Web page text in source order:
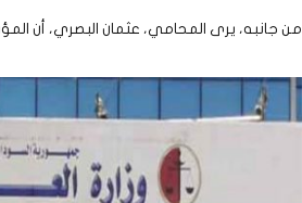
من جانبه، يرى المحامي، عثمان البصري، أن